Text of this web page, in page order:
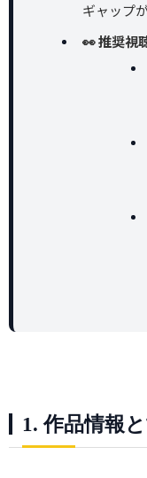
ギャップ
👀 推奨視
1. 作品情報